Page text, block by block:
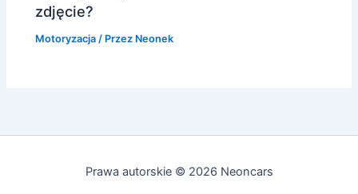
zdjęcie?
Motoryzacja / Przez Neonek
Prawa autorskie © 2026 Neoncars